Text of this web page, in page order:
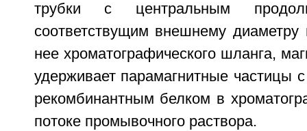
трубки с центральным
соответствущим внешнему диаметру
нее хроматографического шланга,
удерживает парамагнитные частицы
рекомбинантным белком в
потоке промывочного раствора.